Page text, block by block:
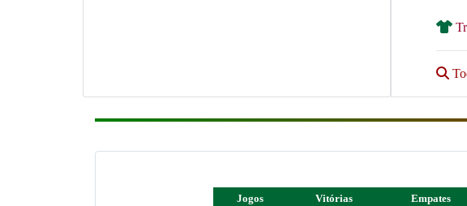
Jogos Vitórias Empates